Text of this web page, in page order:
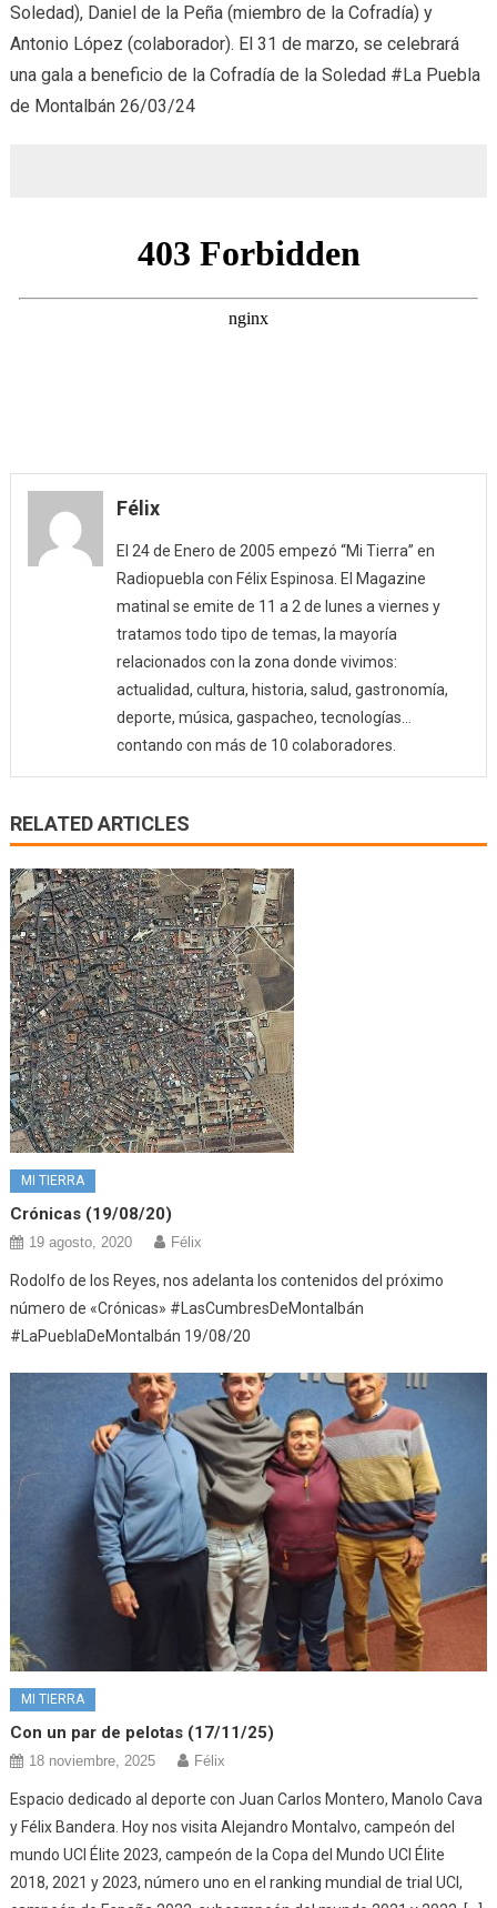
Soledad), Daniel de la Peña (miembro de la Cofradía) y
Antonio López (colaborador). El 31 de marzo, se celebrará
una gala a beneficio de la Cofradía de la Soledad #La Puebla
de Montalbán 26/03/24
Félix
El 24 de Enero de 2005 empezó “Mi Tierra” en
Radiopuebla con Félix Espinosa. El Magazine
matinal se emite de 11 a 2 de lunes a viernes y
tratamos todo tipo de temas, la mayoría
relacionados con la zona donde vivimos:
actualidad, cultura, historia, salud, gastronomía,
deporte, música, gaspacheo, tecnologías…
contando con más de 10 colaboradores.
RELATED ARTICLES
MI TIERRA
Crónicas (19/08/20)
19 agosto, 2020 Félix
Rodolfo de los Reyes, nos adelanta los contenidos del próximo
número de «Crónicas» #LasCumbresDeMontalbán
#LaPueblaDeMontalbán 19/08/20
MI TIERRA
Con un par de pelotas (17/11/25)
18 noviembre, 2025 Félix
Espacio dedicado al deporte con Juan Carlos Montero, Manolo Cava
y Félix Bandera. Hoy nos visita Alejandro Montalvo, campeón del
mundo UCI Élite 2023, campeón de la Copa del Mundo UCI Élite
2018, 2021 y 2023, número uno en el ranking mundial de trial UCI,